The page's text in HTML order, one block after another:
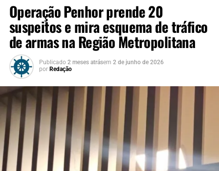
Operação Penhor prende 20
suspeitos e mira esquema de tráfico
de armas na Região Metropolitana
Publicado 2 meses atrásem 2 de junho de 2026
por Redação